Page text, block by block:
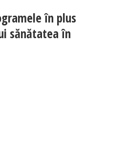
în plus
sănătatea în